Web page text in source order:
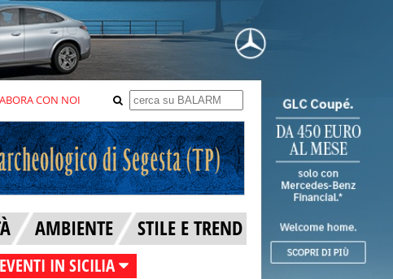
CON NOI
AMBIENTE STILE E TREND
EVENTI IN SICILIA